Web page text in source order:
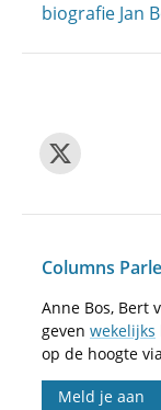
biografie Jan
Columns
Anne Bos, Bert
geven wekelijks
op de hoogte
Meld je aan